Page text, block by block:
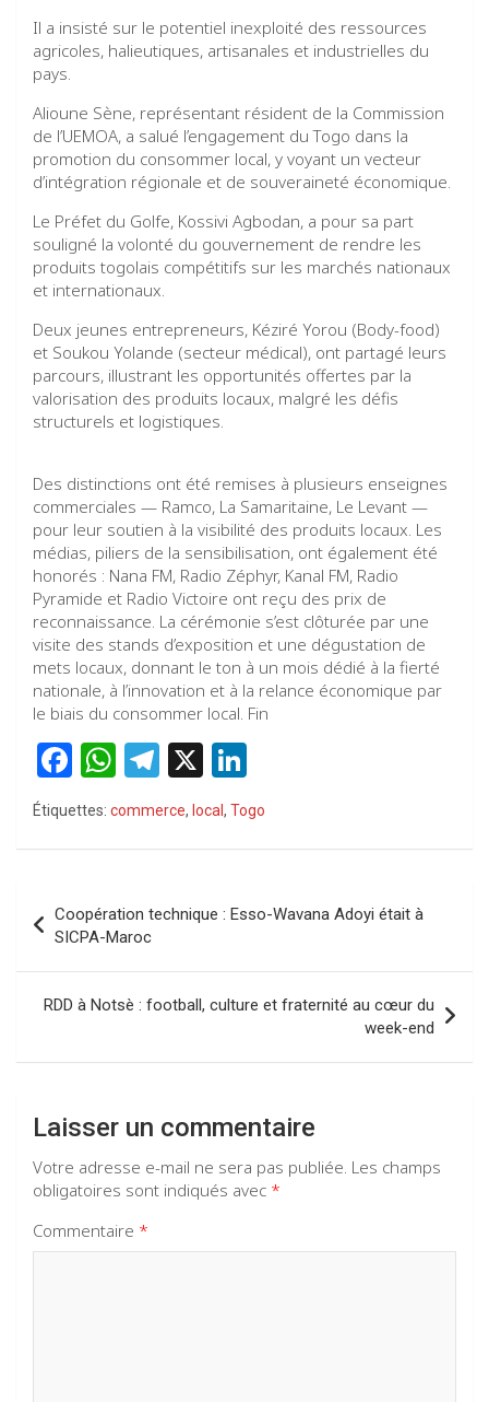
Il a insisté sur le potentiel inexploité des ressources
agricoles, halieutiques, artisanales et industrielles du
pays.
Alioune Sène, représentant résident de la Commission
de l’UEMOA, a salué l’engagement du Togo dans la
promotion du consommer local, y voyant un vecteur
d’intégration régionale et de souveraineté économique.
Le Préfet du Golfe, Kossivi Agbodan, a pour sa part
souligné la volonté du gouvernement de rendre les
produits togolais compétitifs sur les marchés nationaux
et internationaux.
Deux jeunes entrepreneurs, Kéziré Yorou (Body-food)
et Soukou Yolande (secteur médical), ont partagé leurs
parcours, illustrant les opportunités offertes par la
valorisation des produits locaux, malgré les défis
structurels et logistiques.
Des distinctions ont été remises à plusieurs enseignes
commerciales — Ramco, La Samaritaine, Le Levant —
pour leur soutien à la visibilité des produits locaux. Les
médias, piliers de la sensibilisation, ont également été
honorés : Nana FM, Radio Zéphyr, Kanal FM, Radio
Pyramide et Radio Victoire ont reçu des prix de
reconnaissance. La cérémonie s’est clôturée par une
visite des stands d’exposition et une dégustation de
mets locaux, donnant le ton à un mois dédié à la fierté
nationale, à l’innovation et à la relance économique par
le biais du consommer local. Fin
F
a
ce
o
o
k
W
at
A
p
p
T
e
a
X
ke
n
Étiquettes: commerce, local , Togo
de
l’article
Coopération technique : Esso-Wavana Adoyi était à
SICPA-Maroc
RDD à Notsè : football, culture et fraternité au cœur du
week-end
Laisser un commentaire
Votre adresse e-mail ne sera pas publiée. Les champs
obligatoires sont indiqués avec *
Commentaire *